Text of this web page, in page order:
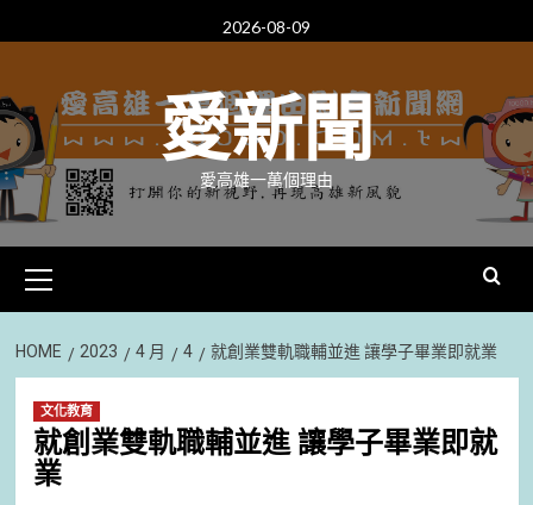
to
2026-08-09
愛新聞
愛高雄一萬個理由
Menu
HOME 2023 4 月 4 就創業雙軌職輔並進 讓學子畢業即就業
文化教育
就創業雙軌職輔並進 讓學子畢業即就
業